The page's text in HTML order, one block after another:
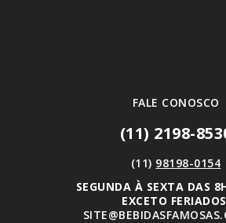
FALE CONOSCO
(11) 2198-
(11) 98198-0154
SEGUNDA À SEXTA DAS
EXCETO